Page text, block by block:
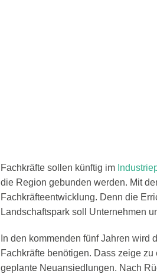
Fachkräfte sollen künftig im
die Region gebunden werden. Mit
Fachkräfteentwicklung. Denn die
Landschaftspark soll Unternehmen
In den kommenden fünf Jahren
Fachkräfte benötigen. Dass zeige
geplante Neuansiedlungen. Nach